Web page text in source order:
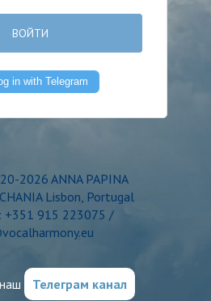
ВОЙТИ
2026 ANNA PAPINA
Lisbon, Portugal
+351 915 223075 /
Телеграм канал